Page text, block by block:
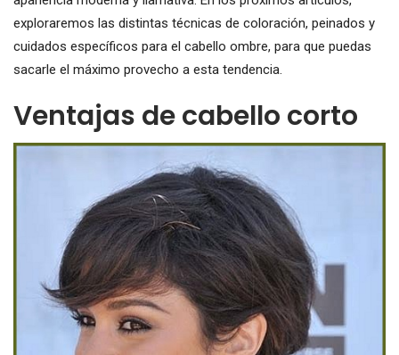
exploraremos las distintas técnicas de coloración, peinados y
cuidados específicos para el cabello ombre, para que puedas
sacarle el máximo provecho a esta tendencia.
Ventajas de cabello corto